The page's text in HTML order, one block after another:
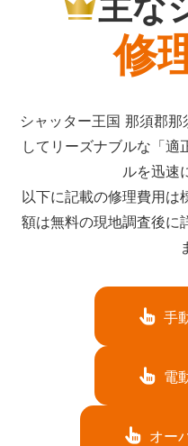
修
シャッター王国 那須郡
してリーズナブルな「
ルを迅速
以下に記載の修理費用は
額は無料の現地調査後に
手
電
オー